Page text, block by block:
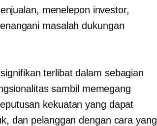
menelepon investor,
masalah dukungan
terlibat dalam sebagian
sambil memegang
kekuatan yang dapat
dan pelanggan dengan cara yang